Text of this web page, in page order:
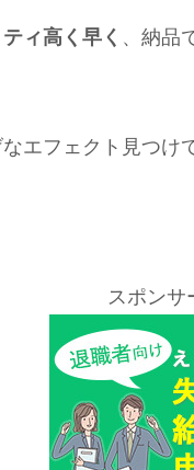
ィ高く早く 、納品
エフェクト見つけ
スポンサ